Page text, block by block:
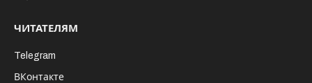
ЧИТАТЕЛЯМ
Telegram
ВКонтакте